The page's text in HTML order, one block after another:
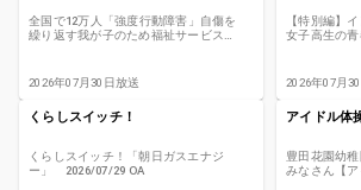
全国で12万人「強度行動障害」自傷を
繰り返す我が子のため福祉サービス始
2026年07月30日放送
【特別編】
女子高生の
2026年07月
くらしスイッチ！
くらしスイッチ！「朝日ガスエナジ
ー」 2026/07/29 OA
アイドル体
豊田花園幼
みなさん【ア